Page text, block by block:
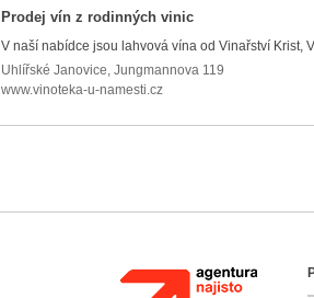
Prodej vín z rodinných vinic
V naší nabídce jsou lahvová vína od Vinařství Krist,
Uhlířské Janovice, Jungmannova 119
www.vinoteka-u-namesti.cz